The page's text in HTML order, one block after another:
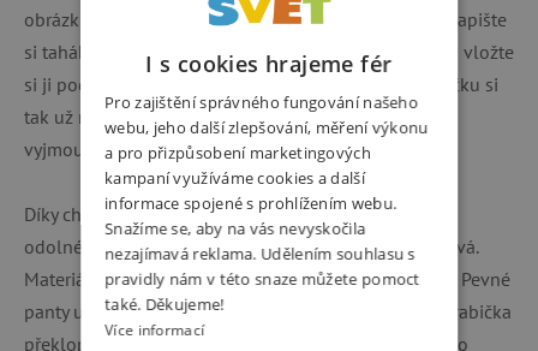
obrázků či fotografií - Nakreslete si vlastní obrázek, napište
si tahák, vyberte oblíbenou fotografii z vašeho alba a vložte
si ji pod průhledku ZDRAVÉ SVÁČI. Svačinovou krabičku si
tak už nikdy nespletete. Před mytím je nutné obrázek
vyjmout.
Díky chytré vnitřní posuvné a vyjímatelné přepážce a
odolnému materiálu bude vaše svačina pestrá a zdravá.
Materiál neobsahuje ftaláty, změkčovadla, BPA a BPS. Pevné
panty umožňují víčko zcela otevřít bez toho, aby se krabička
překlopila, Víčko lze také díky chytrým pantům snadno
I s cookies hrajeme fér
Pro zajištění správného fungování našeho
webu, jeho další zlepšování, měření výkonu
a pro přizpůsobení marketingových
kampaní využíváme cookies a další
informace spojené s prohlížením webu.
Snažíme se, aby na vás nevyskočila
nezajímavá reklama. Udělením souhlasu s
pravidly nám v této snaze můžete pomoct
také. Děkujeme!
Více informací